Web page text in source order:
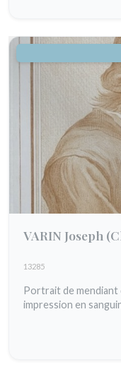
VARIN Joseph
13285
Portrait de mendiant
impression en